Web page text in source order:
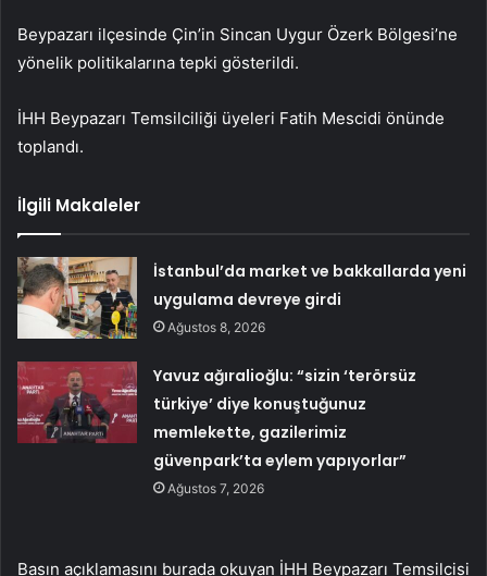
Beypazarı ilçesinde Çin’in Sincan Uygur Özerk Bölgesi’ne
yönelik politikalarına tepki gösterildi.
İHH Beypazarı Temsilciliği üyeleri Fatih Mescidi önünde
toplandı.
İlgili Makaleler
İstanbul’da market ve bakkallarda yeni
uygulama devreye girdi
Ağustos 8, 2026
Yavuz ağıralioğlu: “sizin ‘terörsüz
türkiye’ diye konuştuğunuz
memlekette, gazilerimiz
güvenpark’ta eylem yapıyorlar”
Ağustos 7, 2026
Basın açıklamasını burada okuyan İHH Beypazarı Temsilcisi